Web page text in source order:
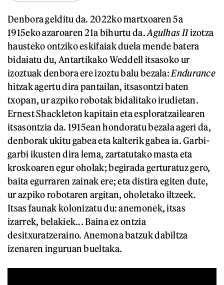
Denbora gelditu da. 2022ko martxoaren 5a
1915eko azaroaren 21a bihurtu da.Agulhas IIizotza
hausteko ontziko eskifaiak duela mende batera
bidaiatu du, Antartikako Weddell itsasoko ur
izoztuak denbora ere izoztu balu bezala: Endurance
hitzak agertu dira pantailan, itsasontzi baten
txopan, ur azpiko robotak bidalitako irudietan.
Ernest Shackleton kapitain eta esploratzailearen
itsasontzia da. 1915ean hondoratu bezala ageri da,
denborak ukitu gabea eta kalterik gabea ia. Garbi-
garbi ikusten dira lema, zartatutako masta eta
kroskoaren egur oholak; begirada gerturatuz gero,
baita egurraren zainak ere; eta distira egiten dute,
ur azpiko robotaren argitan, oholetako iltzeek.
Itsas faunak kolonizatu du: anemonek, itsas
izarrek, belakiek... Baina ez ontzia
desitxuratzeraino. Anemona batzuk dabiltza
izenaren inguruan bueltaka.